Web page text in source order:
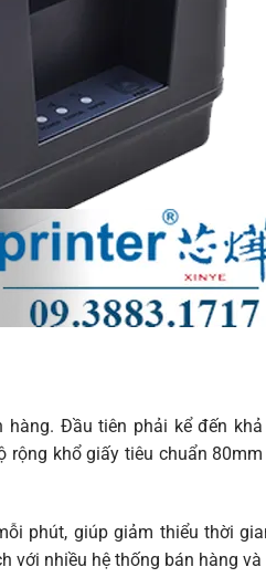
Đầu tiên phải kể đến
khổ giấy tiêu chuẩn
phút, giúp giảm thiểu thời
với nhiều hệ thống bán hàng